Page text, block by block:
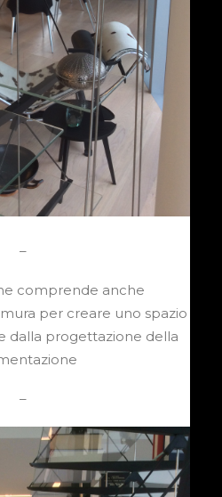
–
comprende anche
per creare uno spazio
dalla progettazione della
–